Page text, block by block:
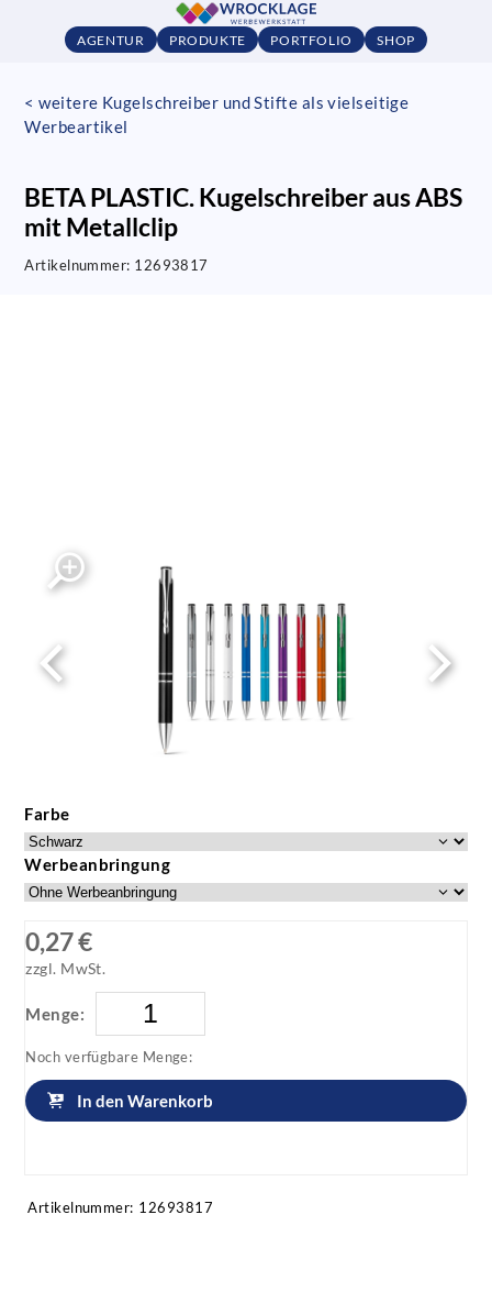
AGENTUR PRODUKTE PORTFOLIO SHOP
< weitere Kugelschreiber und Stifte als vielseitige
Werbeartikel
BETA PLASTIC. Kugelschreiber aus ABS
mit Metallclip
Artikelnummer: 12693817
Farbe
Werbeanbringung
0,27 €
zzgl. MwSt.
Menge:
Noch verfügbare Menge:
In den Warenkorb
Artikelnummer: 12693817